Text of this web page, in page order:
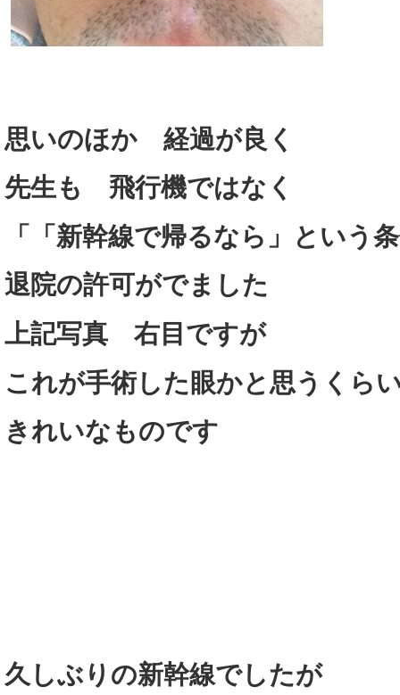
思いのほか 経過が良く
先生も 飛行機ではなく
「「新幹線で帰るなら」という
退院の許可がでました
上記写真 右目ですが
これが手術した眼かと思うくら
きれいなものです
久しぶりの新幹線でしたが